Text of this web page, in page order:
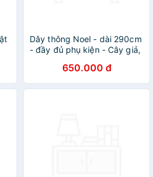
Dây thông Noel - dài 290cm
- đầy đủ phụ kiện - Cây giả,
650.000 đ